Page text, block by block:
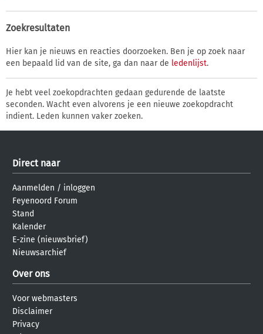
Zoekresultaten
Hier kan je nieuws en reacties doorzoeken. Ben je op zoek naar
een bepaald lid van de site, ga dan naar de ledenlijst.
Je hebt veel zoekopdrachten gedaan gedurende de laatste
seconden. Wacht even alvorens je een nieuwe zoekopdracht
indient. Leden kunnen vaker zoeken.
Direct naar
Aanmelden / inloggen
Feyenoord Forum
Stand
Kalender
E-zine (nieuwsbrief)
Nieuwsarchief
Over ons
Voor webmasters
Disclaimer
Privacy